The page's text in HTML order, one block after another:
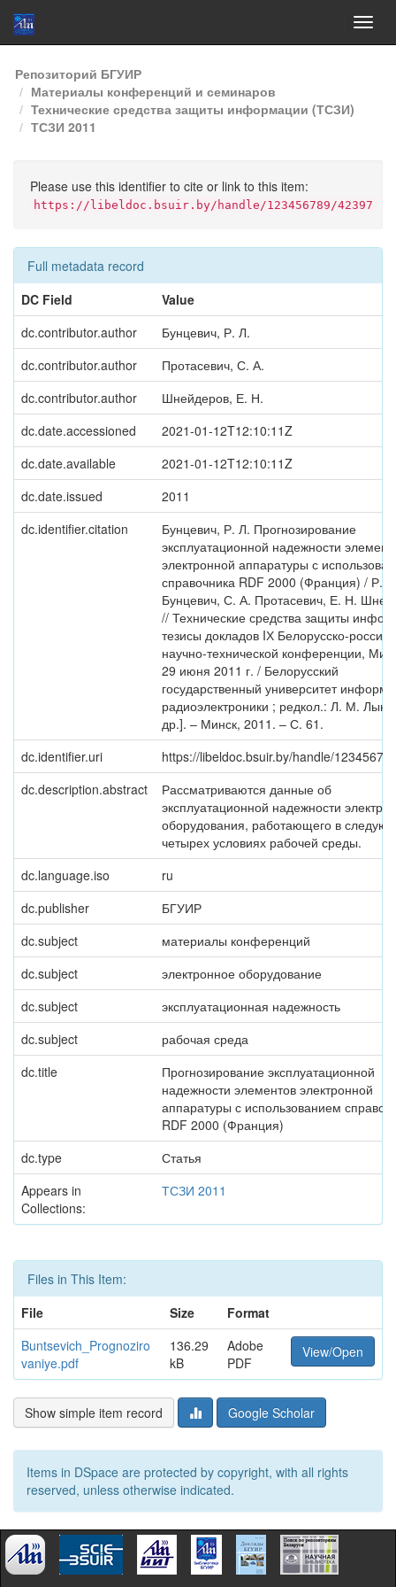
Skip
navigation
Репозиторий БГУИР
Материалы конференций и семинаров
Технические средства защиты информации (ТСЗИ)
ТСЗИ 2011
Please use this identifier to cite or link to this item:
https://libeldoc.bsuir.by/handle/123456789/42397
Full metadata record
DC Field
Value
dc.contributor.author
Бунцевич, Р. Л.
dc.contributor.author
Протасевич, С. А.
dc.contributor.author
Шнейдеров, Е. Н.
dc.date.accessioned
2021-01-12T12:10:11Z
dc.date.available
2021-01-12T12:10:11Z
dc.date.issued
2011
dc.identifier.citation
Бунцевич, Р. Л. Прогнозирование
эксплуатационной надежности
электронной аппаратуры с
справочника RDF 2000 (Франция) / Р.
Бунцевич, С. А. Протасевич, Е. Н.
// Технические средства защиты
тезисы докладов IХ Белорусско-
научно-технической конференции,
29 июня 2011 г. / Белорусский
государственный университет
радиоэлектроники ; редкол.: Л. М.
др.]. – Минск, 2011. – С. 61.
dc.identifier.uri
https://libeldoc.bsuir.by/handle/
dc.description.abstract
Рассматриваются данные об
эксплуатационной надежности
оборудования, работающего в
четырех условиях рабочей среды.
dc.language.iso
ru
dc.publisher
БГУИР
dc.subject
материалы конференций
dc.subject
электронное оборудование
dc.subject
эксплуатационная надежность
dc.subject
рабочая среда
dc.title
Прогнозирование эксплуатационной
надежности элементов электронной
аппаратуры с использованием
RDF 2000 (Франция)
dc.type
Статья
Appears in
Collections:
ТСЗИ 2011
Files in This Item:
File
Size
Format
Buntsevich_Prognoziro
vaniye.pdf
136.29
kB
Adobe
PDF
View/Open
Show simple item record Google Scholar
Items in DSpace are protected by copyright, with all rights
reserved, unless otherwise indicated.